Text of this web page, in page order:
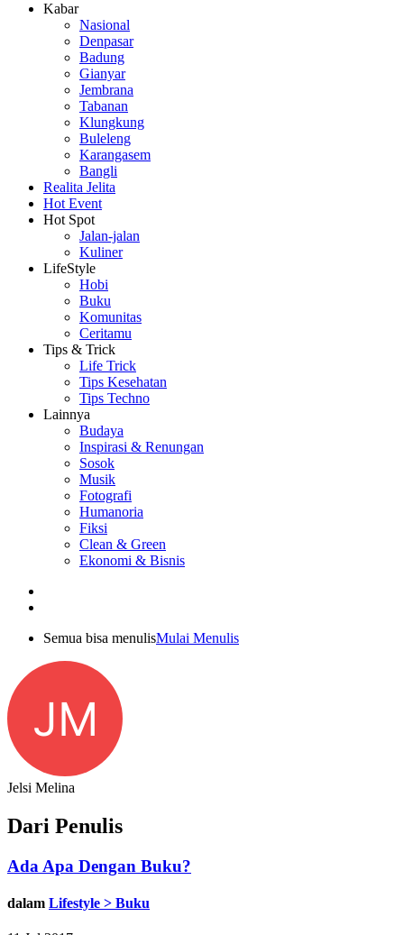
Kabar
Nasional
Denpasar
Badung
Gianyar
Jembrana
Tabanan
Klungkung
Buleleng
Karangasem
Bangli
Realita Jelita
Hot Event
Hot Spot
Jalan-jalan
Kuliner
LifeStyle
Hobi
Buku
Komunitas
Ceritamu
Tips & Trick
Life Trick
Tips Kesehatan
Tips Techno
Lainnya
Budaya
Inspirasi & Renungan
Sosok
Musik
Fotografi
Humanoria
Fiksi
Clean & Green
Ekonomi & Bisnis
Semua bisa menulisMulai Menulis
JM
Jelsi Melina
Dari Penulis
Ada Apa Dengan Buku?
dalam Lifestyle > Buku